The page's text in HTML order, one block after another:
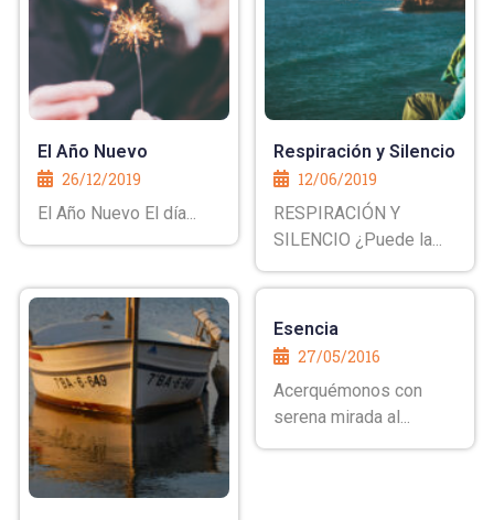
El Año Nuevo
26/12/2019
El Año Nuevo El día...
Respiración y Silencio
12/06/2019
RESPIRACIÓN Y
SILENCIO ¿Puede la...
Esencia
27/05/2016
Acerquémonos con
serena mirada al...